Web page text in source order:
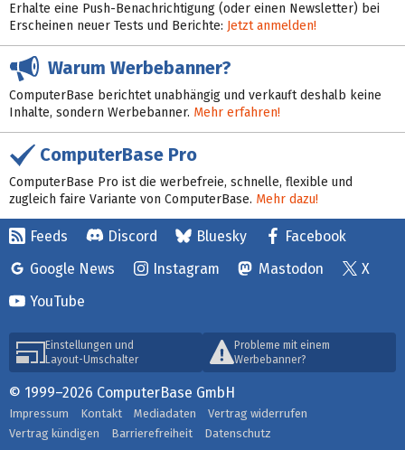
Erhalte eine Push-Benachrichtigung (oder einen Newsletter) bei
Erscheinen neuer Tests und Berichte: Jetzt anmelden!
Warum Werbebanner?
ComputerBase berichtet unabhängig und verkauft deshalb keine
Inhalte, sondern Werbebanner. Mehr erfahren!
ComputerBase Pro
ComputerBase Pro ist die werbefreie, schnelle, flexible und
zugleich faire Variante von ComputerBase. Mehr dazu!
Feeds Discord Bluesky
Facebook
Google News
Instagram Mastodon
X
YouTube
Einstellungen und
Layout-Umschalter
Probleme mit einem
Werbebanner?
© 1999–2026 ComputerBase GmbH
Impressum Kontakt Mediadaten
Vertrag widerrufen
Vertrag kündigen
Barrierefreiheit Datenschutz